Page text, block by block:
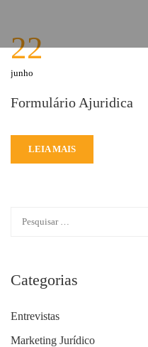
22
junho
Formulário Ajuridica
LEIA MAIS
Categorias
Entrevistas
Marketing Jurídico